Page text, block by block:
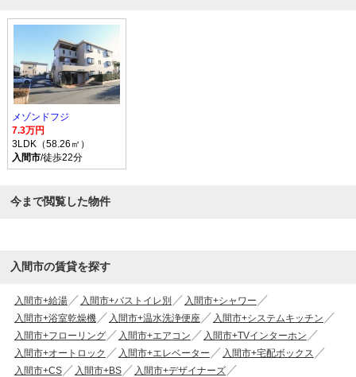
メゾンドフジ
7.3万円
3LDK（58.26㎡）
入間市/徒歩22分
今まで閲覧した物件
入間市の賃貸を探す
入間市+給湯 入間市+バストイレ別
入間市+シャワー
入間市+浴室乾燥機
入間市+温水洗浄便座
入間市+システムキッチン
入間市+フローリング
入間市+エアコン
入間市+TVインターホン
入間市+オートロック
入間市+エレベーター
入間市+宅配ボックス
入間市+CS
入間市+BS
入間市+デザイナーズ